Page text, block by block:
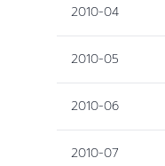
2010-04
2010-05
2010-06
2010-07